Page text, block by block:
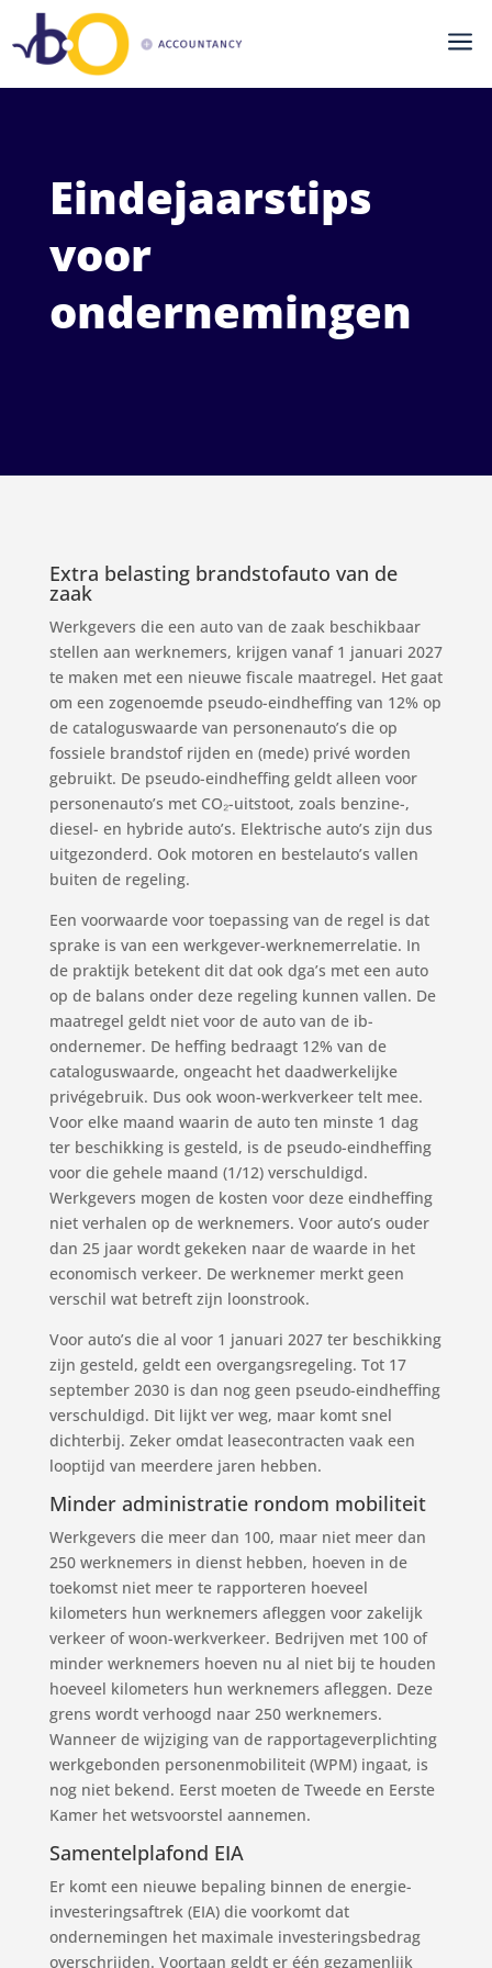
a
Eindejaarstips
voor
ondernemingen
Extra belasting brandstofauto van de
zaak
Werkgevers die een auto van de zaak beschikbaar
stellen aan werknemers, krijgen vanaf 1 januari 2027
te maken met een nieuwe fiscale maatregel. Het gaat
om een zogenoemde pseudo-eindheffing van 12% op
de cataloguswaarde van personenauto’s die op
fossiele brandstof rijden en (mede) privé worden
gebruikt. De pseudo-eindheffing geldt alleen voor
personenauto’s met CO₂-uitstoot, zoals benzine-,
diesel- en hybride auto’s. Elektrische auto’s zijn dus
uitgezonderd. Ook motoren en bestelauto’s vallen
buiten de regeling.
Een voorwaarde voor toepassing van de regel is dat
sprake is van een werkgever-werknemerrelatie. In
de praktijk betekent dit dat ook dga’s met een auto
op de balans onder deze regeling kunnen vallen. De
maatregel geldt niet voor de auto van de ib-
ondernemer. De heffing bedraagt 12% van de
cataloguswaarde, ongeacht het daadwerkelijke
privégebruik. Dus ook woon-werkverkeer telt mee.
Voor elke maand waarin de auto ten minste 1 dag
ter beschikking is gesteld, is de pseudo-eindheffing
voor die gehele maand (1/12) verschuldigd.
Werkgevers mogen de kosten voor deze eindheffing
niet verhalen op de werknemers. Voor auto’s ouder
dan 25 jaar wordt gekeken naar de waarde in het
economisch verkeer. De werknemer merkt geen
verschil wat betreft zijn loonstrook.
Voor auto’s die al voor 1 januari 2027 ter beschikking
zijn gesteld, geldt een overgangsregeling. Tot 17
september 2030 is dan nog geen pseudo-eindheffing
verschuldigd. Dit lijkt ver weg, maar komt snel
dichterbij. Zeker omdat leasecontracten vaak een
looptijd van meerdere jaren hebben.
Minder administratie rondom mobiliteit
Werkgevers die meer dan 100, maar niet meer dan
250 werknemers in dienst hebben, hoeven in de
toekomst niet meer te rapporteren hoeveel
kilometers hun werknemers afleggen voor zakelijk
verkeer of woon-werkverkeer. Bedrijven met 100 of
minder werknemers hoeven nu al niet bij te houden
hoeveel kilometers hun werknemers afleggen. Deze
grens wordt verhoogd naar 250 werknemers.
Wanneer de wijziging van de rapportageverplichting
werkgebonden personenmobiliteit (WPM) ingaat, is
nog niet bekend. Eerst moeten de Tweede en Eerste
Kamer het wetsvoorstel aannemen.
Samentelplafond EIA
Er komt een nieuwe bepaling binnen de energie-
investeringsaftrek (EIA) die voorkomt dat
ondernemingen het maximale investeringsbedrag
overschrijden. Voortaan geldt er één gezamenlijk